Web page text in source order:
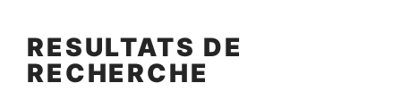
RESULTATS DE
RECHERCHE